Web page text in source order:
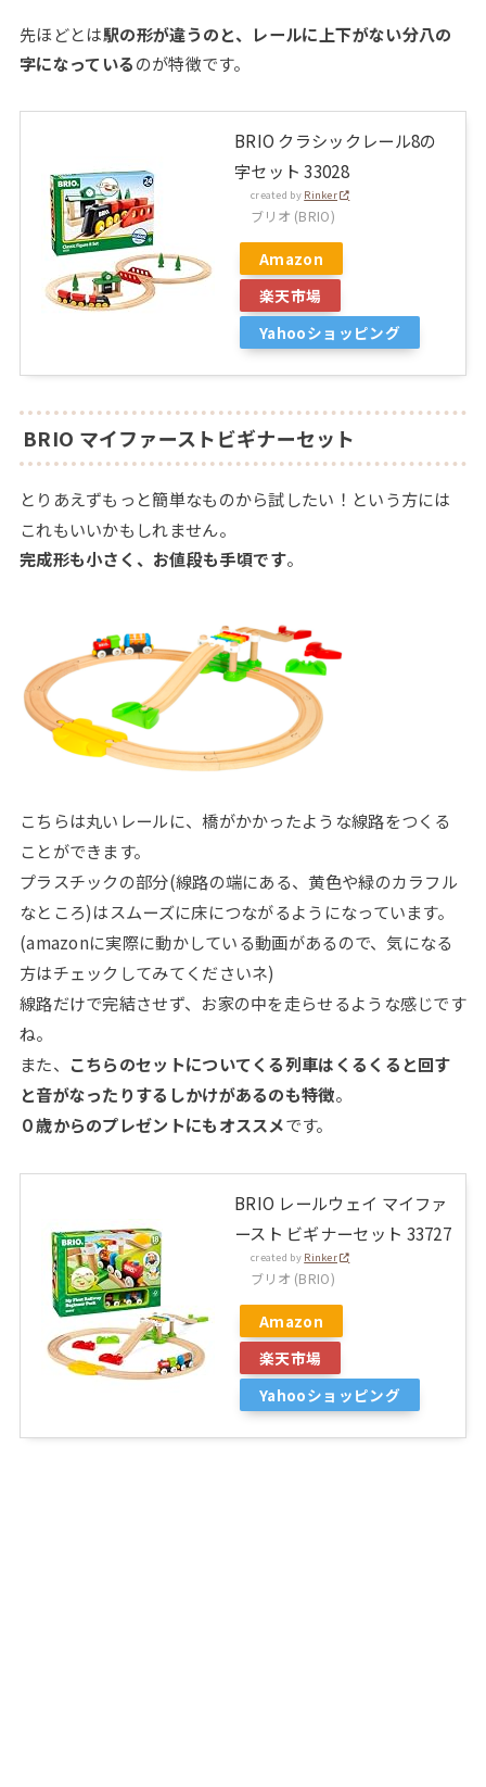
先ほどとは駅の形が違うのと、レールに上下がない分八の
字になっているのが特徴です。
BRIO クラシックレール8の
字セット 33028
created by Rinker
ブリオ (BRIO)
Amazon
楽天市場
Yahooショッピング
BRIO マイファーストビギナーセット
とりあえずもっと簡単なものから試したい！という方には
これもいいかもしれません。
完成形も小さく、お値段も手頃です。
こちらは丸いレールに、橋がかかったような線路をつくる
ことができます。
プラスチックの部分(線路の端にある、黄色や緑のカラフル
なところ)はスムーズに床につながるようになっています。
(amazonに実際に動かしている動画があるので、気になる
方はチェックしてみてくださいネ)
線路だけで完結させず、お家の中を走らせるような感じです
ね。
また、 こちらのセットについてくる列車はくるくると回す
と音がなったりするしかけがあるのも特徴。
０歳からのプレゼントにもオススメです。
BRIO レールウェイ マイファ
ースト ビギナーセット 33727
created by Rinker
ブリオ (BRIO)
Amazon
楽天市場
Yahooショッピング